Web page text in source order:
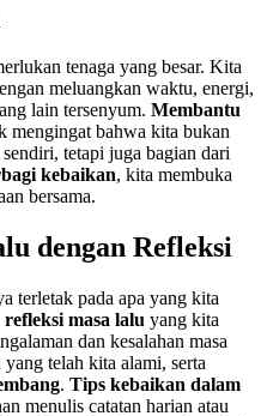
tenaga yang besar. Kita
meluangkan waktu, energi,
lain tersenyum. Membantu
mengingat bahwa kita bukan
tetapi juga bagian dari
kebaikan, kita membuka
bersama.
dengan Refleksi
terletak pada apa yang kita
refleksi masa lalu yang kita
dan kesalahan masa
telah kita alami, serta
. Tips kebaikan dalam
menulis catatan harian atau